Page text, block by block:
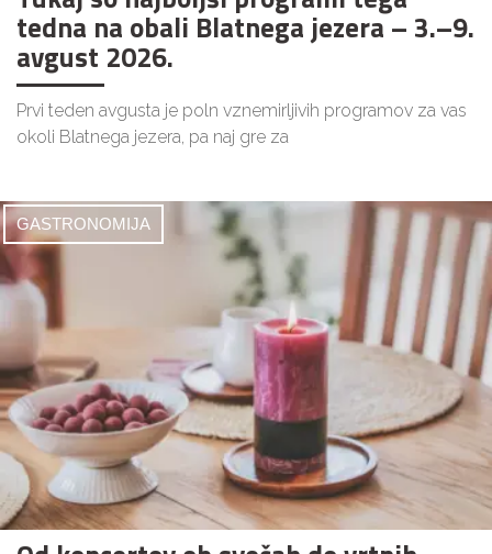
tedna na obali Blatnega jezera – 3.–9.
avgust 2026.
Prvi teden avgusta je poln vznemirljivih programov za vas
okoli Blatnega jezera, pa naj gre za
GASTRONOMIJA